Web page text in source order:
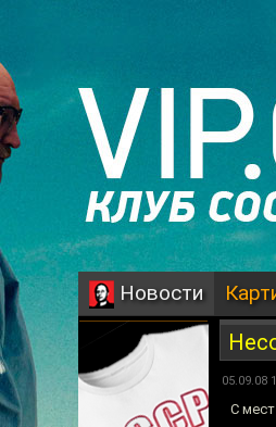
Новости
05.09.08
С